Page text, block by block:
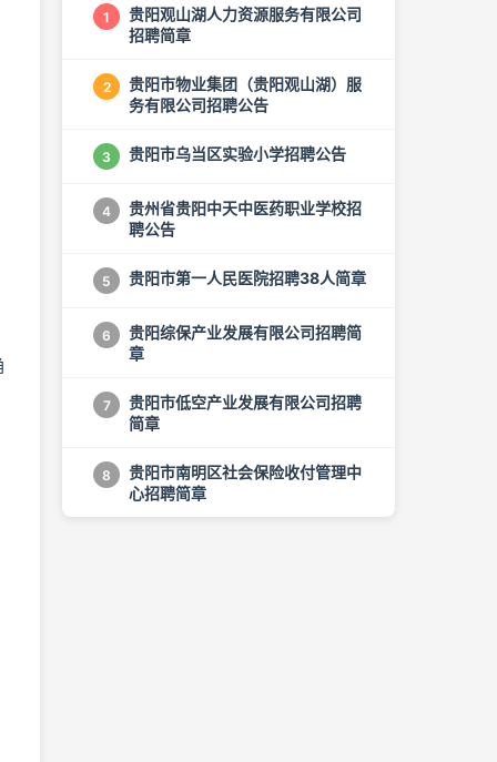
1
贵阳观山湖人力资源服务有限公司
招聘简章
2
贵阳市物业集团（贵阳观山湖）服
务有限公司招聘公告
3 贵阳市乌当区实验小学招聘公告
4
贵州省贵阳中天中医药职业学校招
聘公告
5 贵阳市第一人民医院招聘38人简章
6
贵阳综保产业发展有限公司招聘简
章
7
贵阳市低空产业发展有限公司招聘
简章
8
贵阳市南明区社会保险收付管理中
心招聘简章